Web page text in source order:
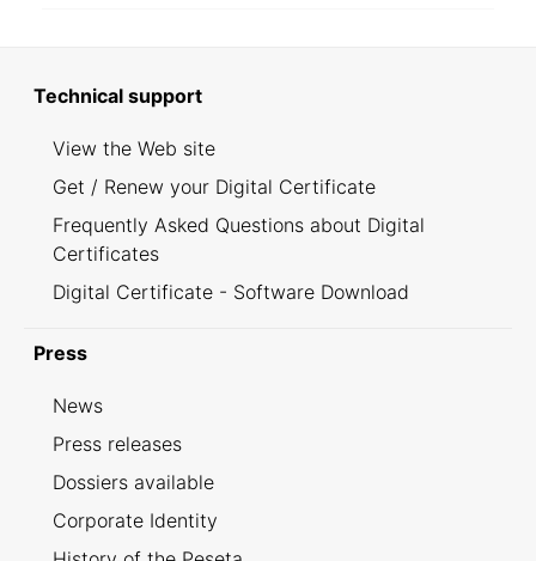
Technical support
View the Web site
Get / Renew your Digital Certificate
Frequently Asked Questions about Digital
Certificates
Digital Certificate - Software Download
Press
News
Press releases
Dossiers available
Corporate Identity